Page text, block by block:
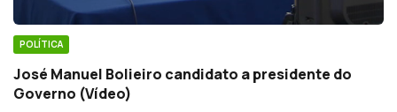
POLÍTICA
José Manuel Bolieiro candidato a presidente do
Governo (Vídeo)